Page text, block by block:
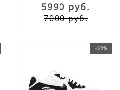
5990 руб.
7000 руб.
-59%